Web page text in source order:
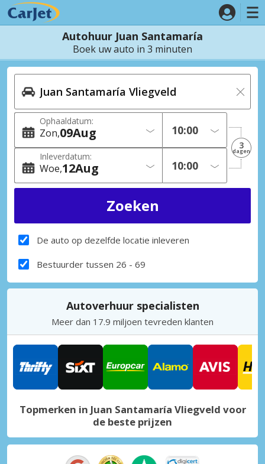
Autohuur Juan Santamaría
Boek uw auto in 3 minuten
Ophaaldatum:
Zon 09Aug
Inleverdatum:
Woe 12Aug
3
dagen
De auto op dezelfde locatie inleveren
Bestuurder tussen 26 - 69
Autoverhuur specialisten
Meer dan 17.9 miljoen tevreden klanten
Topmerken in Juan Santamaría Vliegveld voor
de beste prijzen